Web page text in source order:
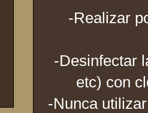
-Realizar
-Desinfectar
etc) con
-Nunca